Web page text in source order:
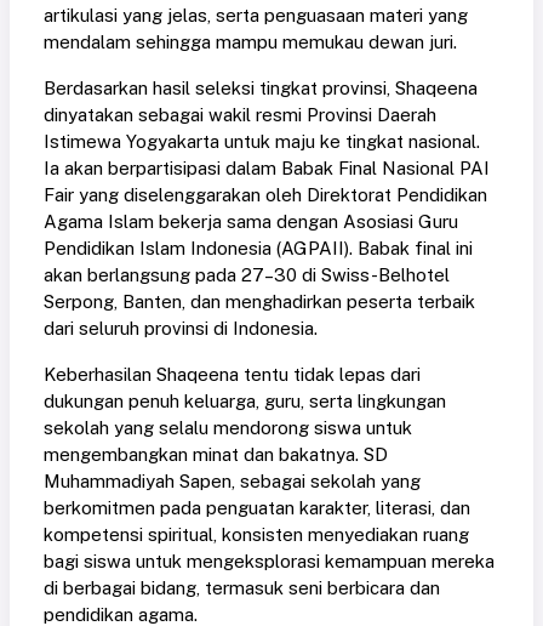
artikulasi yang jelas, serta penguasaan materi yang
mendalam sehingga mampu memukau dewan juri.
Berdasarkan hasil seleksi tingkat provinsi, Shaqeena
dinyatakan sebagai wakil resmi Provinsi Daerah
Istimewa Yogyakarta untuk maju ke tingkat nasional.
Ia akan berpartisipasi dalam Babak Final Nasional PAI
Fair yang diselenggarakan oleh Direktorat Pendidikan
Agama Islam bekerja sama dengan Asosiasi Guru
Pendidikan Islam Indonesia (AGPAII). Babak final ini
akan berlangsung pada 27–30 di Swiss-Belhotel
Serpong, Banten, dan menghadirkan peserta terbaik
dari seluruh provinsi di Indonesia.
Keberhasilan Shaqeena tentu tidak lepas dari
dukungan penuh keluarga, guru, serta lingkungan
sekolah yang selalu mendorong siswa untuk
mengembangkan minat dan bakatnya. SD
Muhammadiyah Sapen, sebagai sekolah yang
berkomitmen pada penguatan karakter, literasi, dan
kompetensi spiritual, konsisten menyediakan ruang
bagi siswa untuk mengeksplorasi kemampuan mereka
di berbagai bidang, termasuk seni berbicara dan
pendidikan agama.